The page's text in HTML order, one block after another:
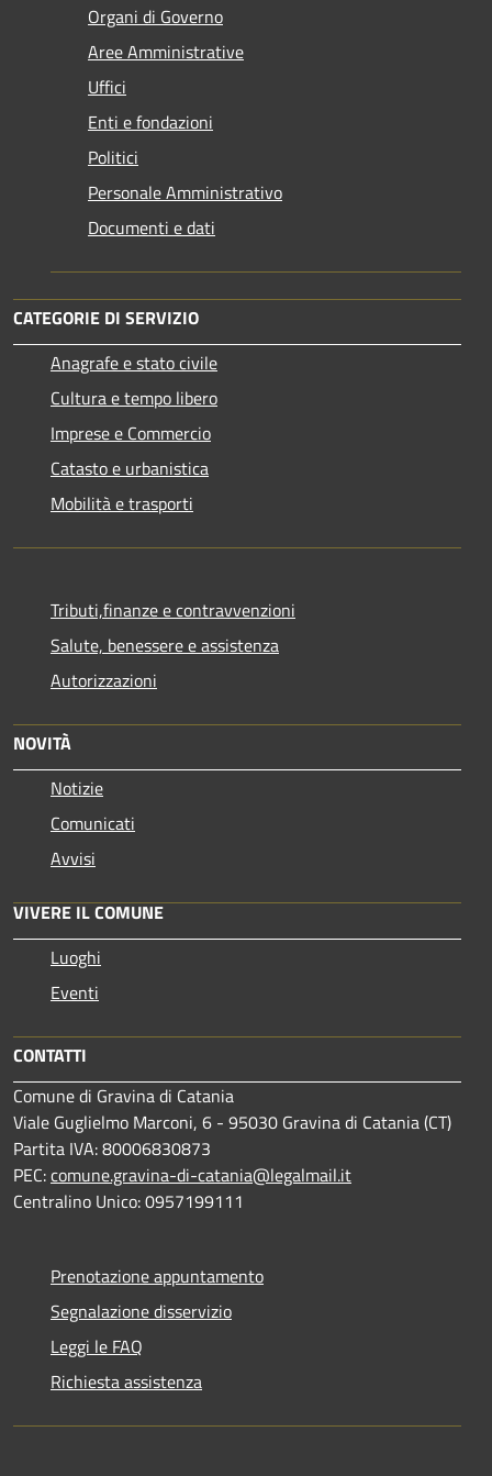
Organi di Governo
Aree Amministrative
Uffici
Enti e fondazioni
Politici
Personale Amministrativo
Documenti e dati
CATEGORIE DI SERVIZIO
Anagrafe e stato civile
Cultura e tempo libero
Imprese e Commercio
Catasto e urbanistica
Mobilità e trasporti
Tributi,finanze e contravvenzioni
Salute, benessere e assistenza
Autorizzazioni
NOVITÀ
Notizie
Comunicati
Avvisi
VIVERE IL COMUNE
Luoghi
Eventi
CONTATTI
Comune di Gravina di Catania
Viale Guglielmo Marconi, 6 - 95030 Gravina di Catania (CT)
Partita IVA: 80006830873
PEC:comune.gravina-di-catania@legalmail.it
Centralino Unico: 0957199111
Prenotazione appuntamento
Segnalazione disservizio
Leggi le FAQ
Richiesta assistenza